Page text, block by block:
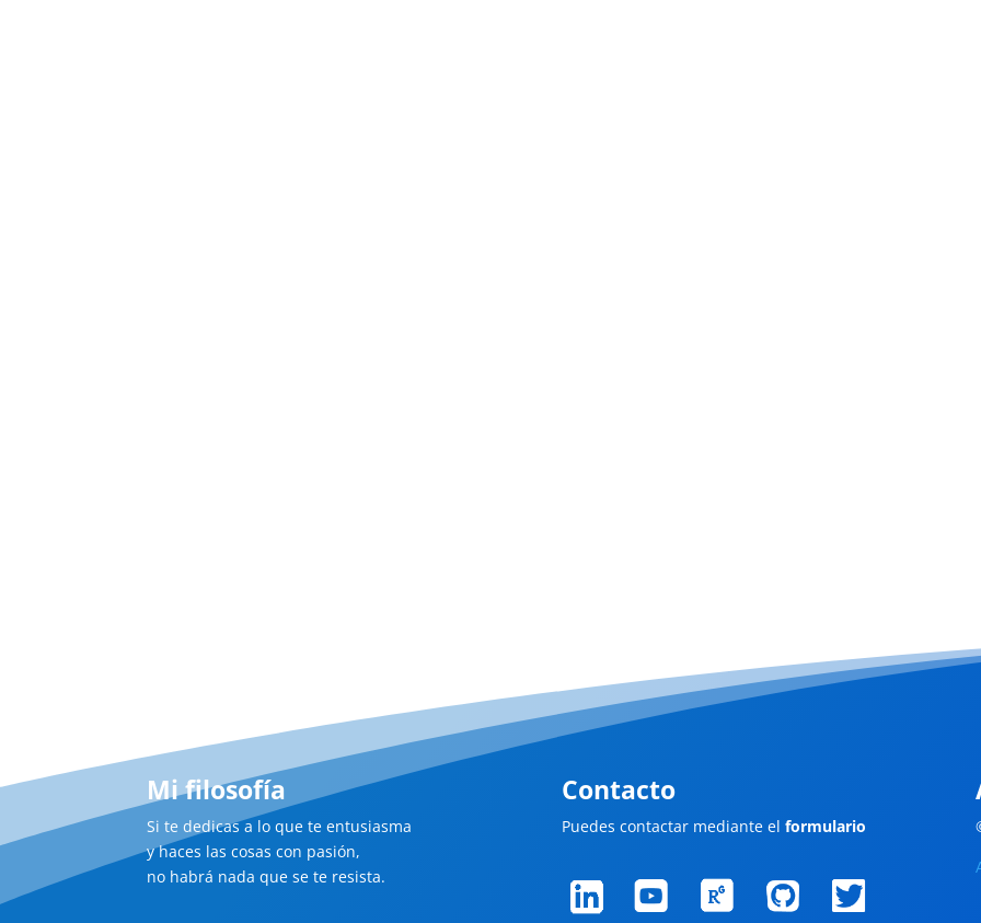
Mi filosofía
Si te dedicas a lo que te entusiasma
y haces las cosas con pasión,
no habrá nada que se te resista.
Contacto
Puedes contactar mediante el formulario